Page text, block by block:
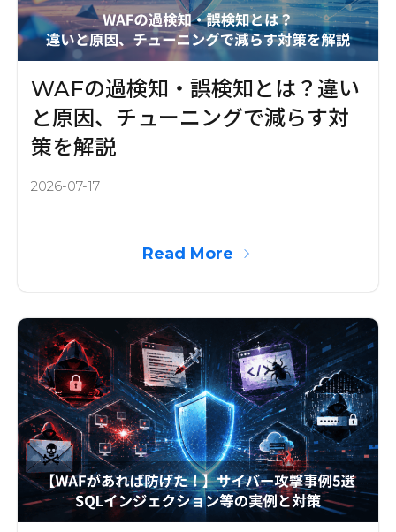
WAFの過検知・誤検知とは？違い
と原因、チューニングで減らす対
策を解説
2026-07-17
Read More